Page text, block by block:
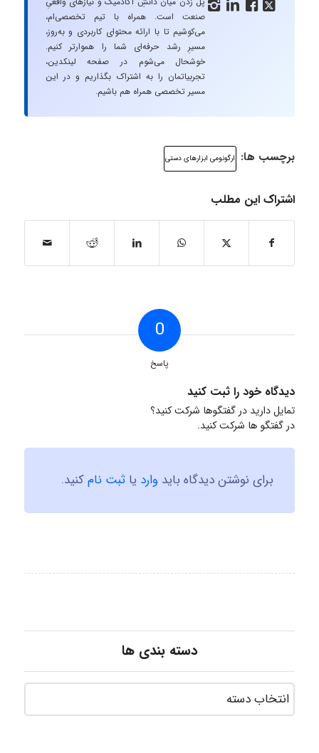
   
صنعت است. همراه با تیم تخصصی‌ام،
می‌کوشیم تا با ارائه محتوای کاربردی و به‌روز،
مسیرِ رشد حرفه‌ای شما را هموارتر کنیم.
خوشحال می‌شوم در صفحه لینکدین،
تجربیاتمان را به اشتراک بگذاریم و در این
مسیر تخصصی همراه هم باشیم.
برچسب ها: ارگونومی ابزارهای دستی
اشتراک این مطلب
0
پاسخ
دیدگاه خود را ثبت کنید
تمایل دارید در گفتگوها شرکت کنید؟
در گفتگو ها شرکت کنید.
برای نوشتن دیدگاه باید وارد یا ثبت نامکنید.
دسته بندی ها